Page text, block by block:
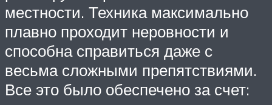
местности. Техника максимально
плавно проходит неровности и
способна справиться даже с
весьма сложными препятствиями.
Все это было обеспечено за счет: